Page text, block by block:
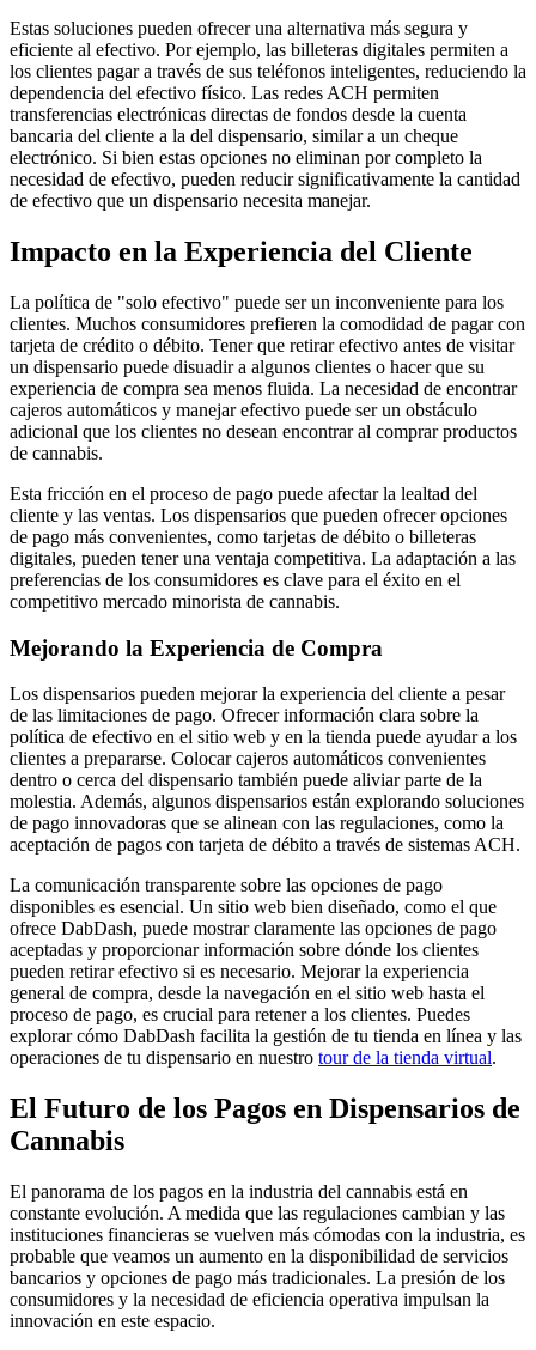
Estas soluciones pueden ofrecer una alternativa más segura y
eficiente al efectivo. Por ejemplo, las billeteras digitales permiten a
los clientes pagar a través de sus teléfonos inteligentes, reduciendo la
dependencia del efectivo físico. Las redes ACH permiten
transferencias electrónicas directas de fondos desde la cuenta
bancaria del cliente a la del dispensario, similar a un cheque
electrónico. Si bien estas opciones no eliminan por completo la
necesidad de efectivo, pueden reducir significativamente la cantidad
de efectivo que un dispensario necesita manejar.
Impacto en la Experiencia del Cliente
La política de "solo efectivo" puede ser un inconveniente para los
clientes. Muchos consumidores prefieren la comodidad de pagar con
tarjeta de crédito o débito. Tener que retirar efectivo antes de visitar
un dispensario puede disuadir a algunos clientes o hacer que su
experiencia de compra sea menos fluida. La necesidad de encontrar
cajeros automáticos y manejar efectivo puede ser un obstáculo
adicional que los clientes no desean encontrar al comprar productos
de cannabis.
Esta fricción en el proceso de pago puede afectar la lealtad del
cliente y las ventas. Los dispensarios que pueden ofrecer opciones
de pago más convenientes, como tarjetas de débito o billeteras
digitales, pueden tener una ventaja competitiva. La adaptación a las
preferencias de los consumidores es clave para el éxito en el
competitivo mercado minorista de cannabis.
Mejorando la Experiencia de Compra
Los dispensarios pueden mejorar la experiencia del cliente a pesar
de las limitaciones de pago. Ofrecer información clara sobre la
política de efectivo en el sitio web y en la tienda puede ayudar a los
clientes a prepararse. Colocar cajeros automáticos convenientes
dentro o cerca del dispensario también puede aliviar parte de la
molestia. Además, algunos dispensarios están explorando soluciones
de pago innovadoras que se alinean con las regulaciones, como la
aceptación de pagos con tarjeta de débito a través de sistemas ACH.
La comunicación transparente sobre las opciones de pago
disponibles es esencial. Un sitio web bien diseñado, como el que
ofrece DabDash, puede mostrar claramente las opciones de pago
aceptadas y proporcionar información sobre dónde los clientes
pueden retirar efectivo si es necesario. Mejorar la experiencia
general de compra, desde la navegación en el sitio web hasta el
proceso de pago, es crucial para retener a los clientes. Puedes
explorar cómo DabDash facilita la gestión de tu tienda en línea y las
operaciones de tu dispensario en nuestro tour de la tienda virtual.
El Futuro de los Pagos en Dispensarios de
Cannabis
El panorama de los pagos en la industria del cannabis está en
constante evolución. A medida que las regulaciones cambian y las
instituciones financieras se vuelven más cómodas con la industria, es
probable que veamos un aumento en la disponibilidad de servicios
bancarios y opciones de pago más tradicionales. La presión de los
consumidores y la necesidad de eficiencia operativa impulsan la
innovación en este espacio.